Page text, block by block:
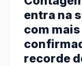
entra na
com
recorde